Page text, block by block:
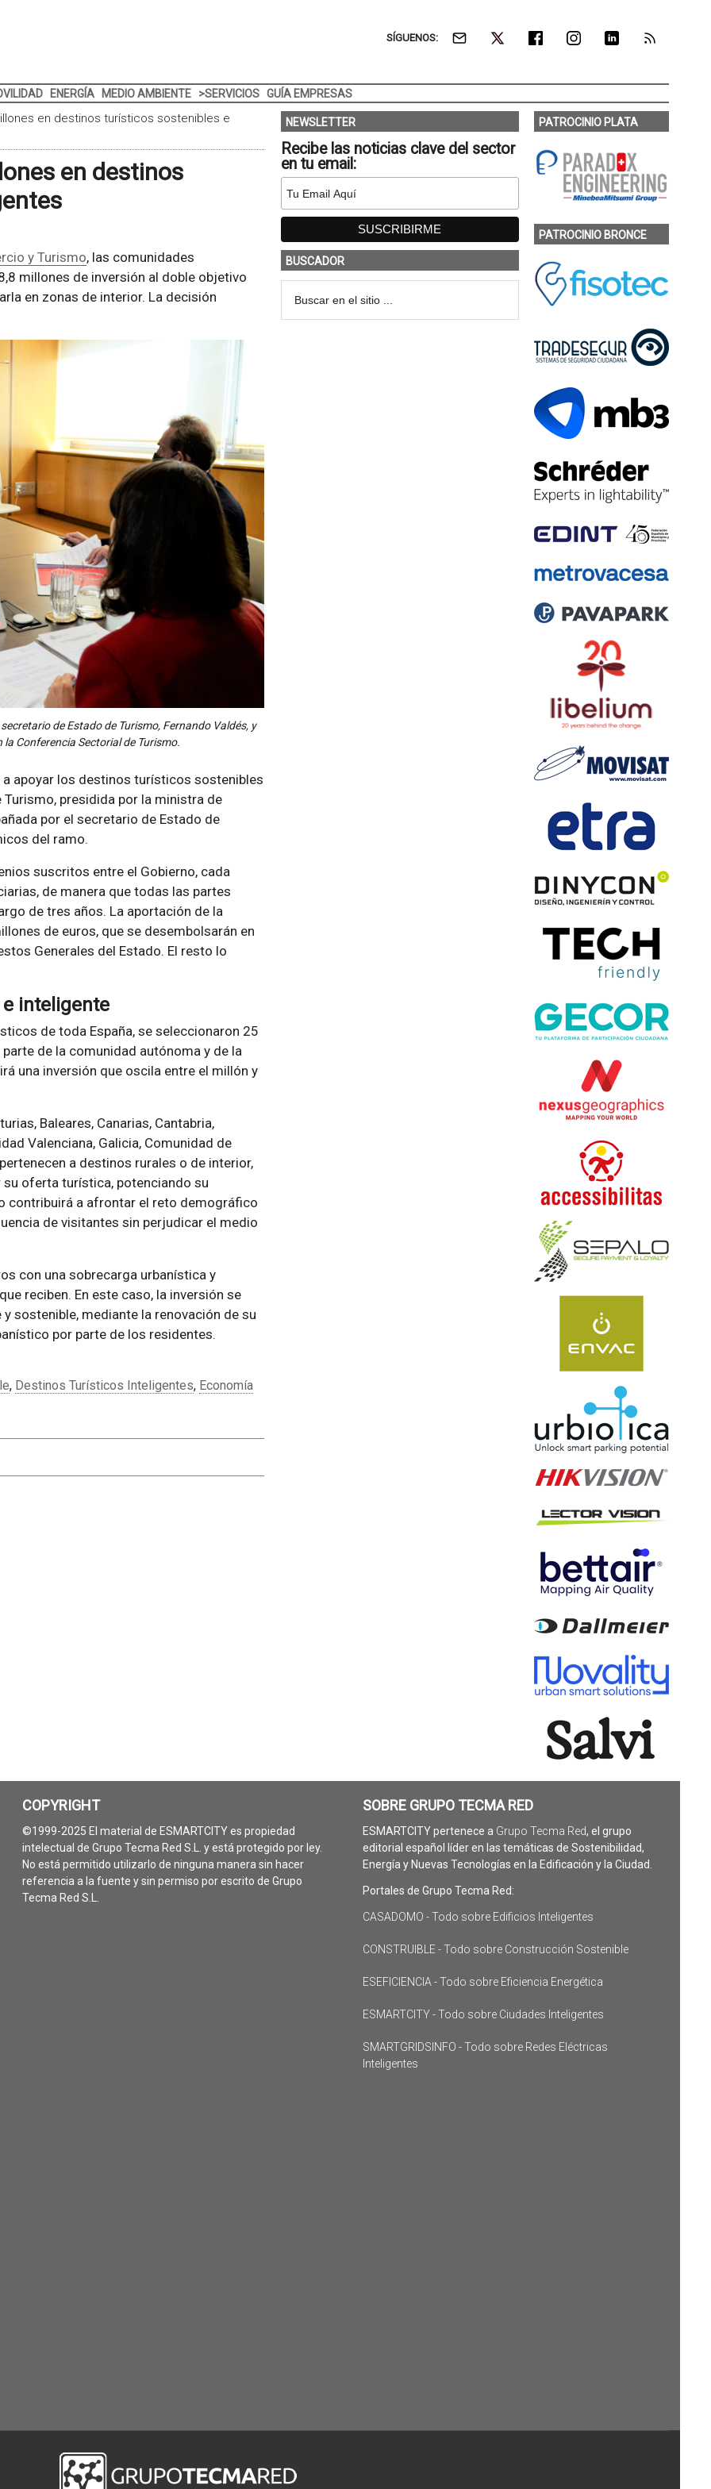
SÍGUENOS:
ENERGÍA MEDIO AMBIENTE >SERVICIOS GUÍA EMPRESAS
en destinos turísticos sostenibles e
en destinos
y Turismo, las comunidades
millones de inversión al doble objetivo
en zonas de interior. La decisión
de Estado de Turismo, Fernando Valdés, y
Conferencia Sectorial de Turismo.
apoyar los destinos turísticos sostenibles
presidida por la ministra de
por el secretario de Estado de
del ramo.
suscritos entre el Gobierno, cada
de manera que todas las partes
de tres años. La aportación de la
de euros, que se desembolsarán en
Generales del Estado. El resto lo
inteligente
de toda España, se seleccionaron 25
de la comunidad autónoma y de la
una inversión que oscila entre el millón y
Baleares, Canarias, Cantabria,
Valenciana, Galicia, Comunidad de
a destinos rurales o de interior,
oferta turística, potenciando su
contribuirá a afrontar el reto demográfico
de visitantes sin perjudicar el medio
con una sobrecarga urbanística y
reciben. En este caso, la inversión se
sostenible, mediante la renovación de su
por parte de los residentes.
, Destinos Turísticos Inteligentes, Economía
NEWSLETTER
Recibe las noticias clave del sector
en tu email:
BUSCADOR
PATROCINIO PLATA
PATROCINIO BRONCE
COPYRIGHT
©1999-2025 El material de ESMARTCITY es propiedad
intelectual de Grupo Tecma Red S.L. y está protegido por ley.
No está permitido utilizarlo de ninguna manera sin hacer
referencia a la fuente y sin permiso por escrito de Grupo
Tecma Red S.L.
SOBRE GRUPO TECMA RED
ESMARTCITY pertenece a Grupo Tecma Red, el grupo
editorial español líder en las temáticas de Sostenibilidad,
Energía y Nuevas Tecnologías en la Edificación y la Ciudad.
Portales de Grupo Tecma Red:
CASADOMO - Todo sobre Edificios Inteligentes
CONSTRUIBLE - Todo sobre Construcción Sostenible
ESEFICIENCIA - Todo sobre Eficiencia Energética
ESMARTCITY - Todo sobre Ciudades Inteligentes
SMARTGRIDSINFO - Todo sobre Redes Eléctricas
Inteligentes